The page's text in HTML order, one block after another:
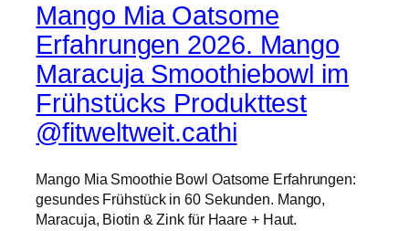
Mango Mia Oatsome
Erfahrungen 2026. Mango
Maracuja Smoothiebowl im
Frühstücks Produkttest
@fitweltweit.cathi
Mango Mia Smoothie Bowl Oatsome Erfahrungen:
gesundes Frühstück in 60 Sekunden. Mango,
Maracuja, Biotin & Zink für Haare + Haut.